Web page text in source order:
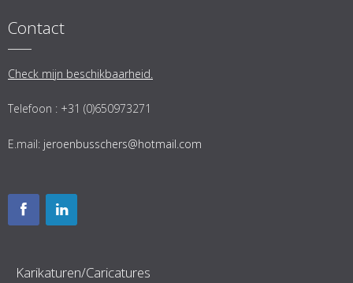
Contact
Check mijn beschikbaarheid.
Telefoon : +31 (0)650973271
E.mail: jeroenbusschers@hotmail.com
Karikaturen/Caricatures